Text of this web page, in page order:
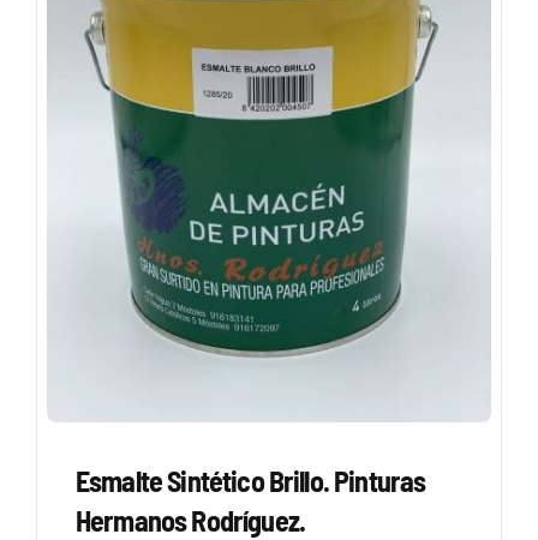
Esmalte Sintético Brillo. Pinturas
Hermanos Rodríguez.